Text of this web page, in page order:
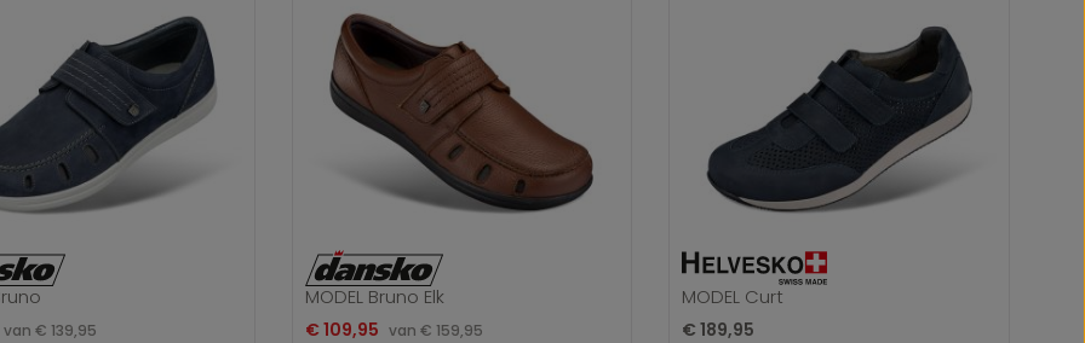
vanNormale prijs:
€ 139,95
MODEL Bruno Elk
Verkoopprijs:
€ 109,95 van Normale prijs:
€ 159,95
MODEL Curt
Normale prijs:
€ 189,95